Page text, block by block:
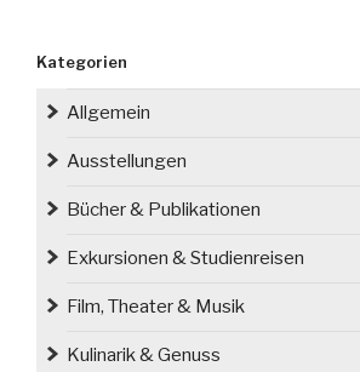
verlorenen
Kriegskindern“
Kategorien
Allgemein
Ausstellungen
Bücher & Publikationen
Exkursionen & Studienreisen
Film, Theater & Musik
Kulinarik & Genuss